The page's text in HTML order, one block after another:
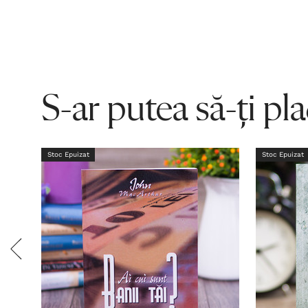
S-ar putea să-ți
Stoc Epuizat Stoc Epuizat